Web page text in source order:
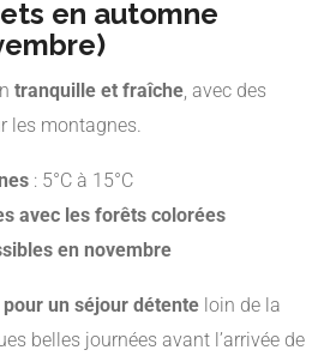
en automne
tranquille et fraîche , avec des
les montagnes.
: 5°C à 15°C
avec les forêts colorées
en novembre
un séjour détente loin de la
belles journées avant l’arrivée de